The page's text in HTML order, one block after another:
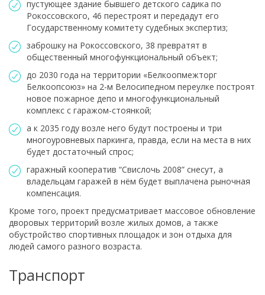
пустующее здание бывшего детского садика по
Рокоссовского, 46 перестроят и передадут его
Государственному комитету судебных экспертиз;
заброшку на Рокоссовского, 38 превратят в
общественный многофункциональный объект;
до 2030 года на территории «Белкоопмежторг
Белкоопсоюз» на 2-м Велосипедном переулке построят
новое пожарное депо и многофункциональный
комплекс с гаражом-стоянкой;
а к 2035 году возле него будут построены и три
многоуровневых паркинга, правда, если на места в них
будет достаточный спрос;
гаражный кооператив “Свислочь 2008” снесут, а
владельцам гаражей в нём будет выплачена рыночная
компенсация.
Кроме того, проект предусматривает массовое обновление
дворовых территорий возле жилых домов, а также
обустройство спортивных площадок и зон отдыха для
людей самого разного возраста.
Транспорт